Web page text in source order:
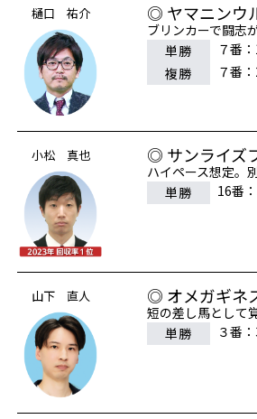
樋口 祐介 ◎ ヤマニンウ
ブリンカーで闘志
単勝
７番
複勝
７番
小松 真也 ◎ サンライズ
ハイペース想定。
単勝
16番
山下 直人 ◎ オメガギネ
短の差し馬として
単勝
３番